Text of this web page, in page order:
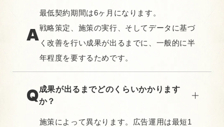
最低契約期間は6ヶ月になります。
戦略策定、施策の実行、そしてデータに基づ
く改善を行い成果が出るまでに、一般的に半
年程度を要するためです。
成果が出るまでどのくらいかかります
か？
施策によって異なります。広告運用は最短1